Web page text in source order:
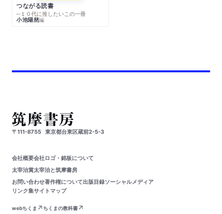
つながる読書
─１０代に推したいこの一冊
小池陽慈編
〒111-8755 東京都台東区蔵前2-5-3
会社概要会社ロゴ・銘板について
太宰治賞太宰治と筑摩書房
お問い合わせ著作権について出版目録ソーシャルメディア
リンク集サイトマップ
webちくま ちくまの教科書